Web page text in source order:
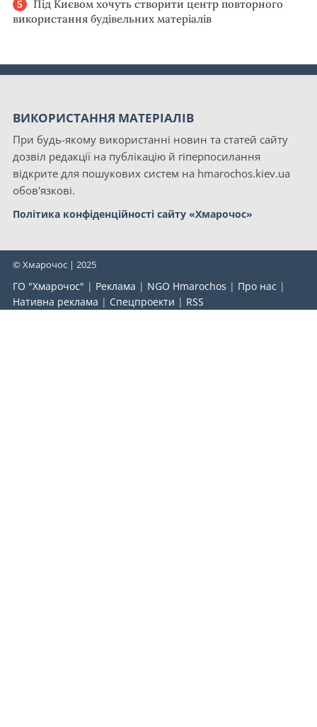
Під Києвом хочуть створити центр повторного
використання будівельних матеріалів
ВИКОРИСТАННЯ МАТЕРІАЛІВ
При будь-якому використанні новин та статей сайту
дозвіл редакції на публікацію й гіперпосилання
відкрите для пошукових систем на hmarochos.kiev.ua
обов'язкові.
Політика конфіденційності сайту «Хмарочос»
© Хмарочос | 2025
ГО "Хмарочос" | Реклама | NGO Hmarochos | Про нас |
Нативна реклама | Спецпроекти | RSS